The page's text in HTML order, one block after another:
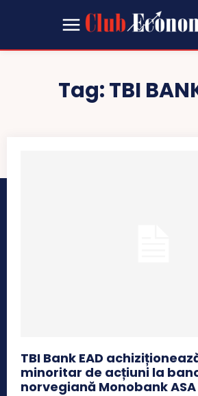
Tag:TBI
TBI Bank EAD
minoritar de acțiuni la
norvegiană Monobank ASA